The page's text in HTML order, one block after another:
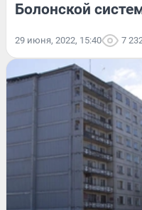
Болонской
29 июня, 2022, 15:40 7